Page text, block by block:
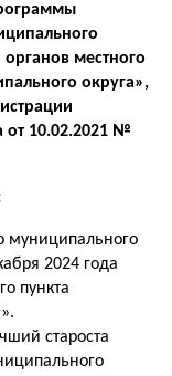
местного
округа»,
от 10.02.2021 №
муниципального
2024 года
пункта
староста